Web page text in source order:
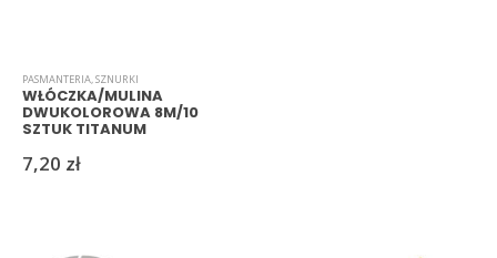
PASMANTERIA,SZNURKI
WŁÓCZKA/MULINA
DWUKOLOROWA 8M/10
SZTUK TITANUM
7,20 zł